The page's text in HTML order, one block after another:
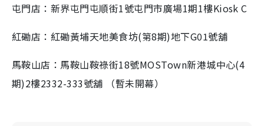
屯門店：新界屯門屯順街1號屯門市廣場1期1樓Kiosk C
紅磡店：紅磡黃埔天地美食坊(第8期)地下G01號舖
馬鞍山店：馬鞍山鞍祿街18號MOSTown新港城中心(4
期)2樓2332-333號舖 （暫未開幕）